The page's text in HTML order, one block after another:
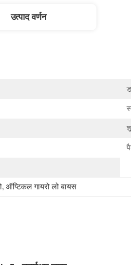
उत्पाद वर्णन
, ऑप्टिकल गायरो लो बायस